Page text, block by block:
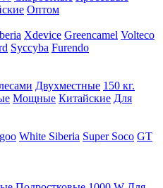
Оптом
Xdevice Greencamel Volteco
Syccyba Furendo
Двухместные 150 кг.
Мощные Китайские Для
White Siberia Super Soco GT